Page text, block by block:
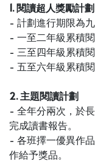
1.閱讀超人獎勵計劃
- 計劃進行期限為
- 一至二年級累積
- 三至四年級累積
- 五至六年級累積
2.主題閱讀計劃
- 全年分兩次，於
完成讀書報告。
- 各班擇一優異作
作給予獎品。